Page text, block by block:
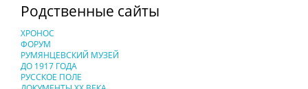
Родственные сайты
ХРОНОС
ФОРУМ
РУМЯНЦЕВСКИЙ МУЗЕЙ
ДО 1917 ГОДА
РУССКОЕ ПОЛЕ